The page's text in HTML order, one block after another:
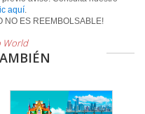
aquí.
NO ES REEMBOLSABLE!
World